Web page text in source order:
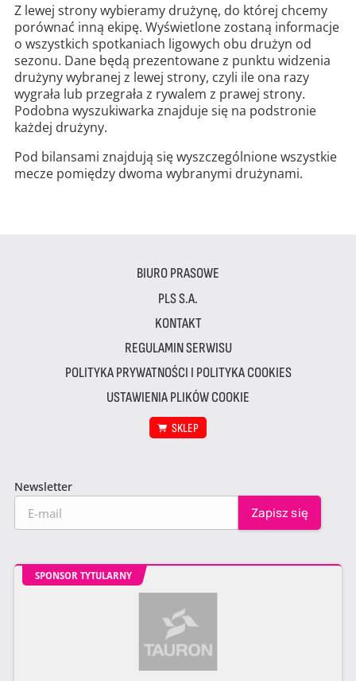
Z lewej strony wybieramy drużynę, do której chcemy
porównać inną ekipę. Wyświetlone zostaną informacje
o wszystkich spotkaniach ligowych obu drużyn od
sezonu. Dane będą prezentowane z punktu widzenia
drużyny wybranej z lewej strony, czyli ile ona razy
wygrała lub przegrała z rywalem z prawej strony.
Podobna wyszukiwarka znajduje się na podstronie
każdej drużyny.
Pod bilansami znajdują się wyszczególnione wszystkie
mecze pomiędzy dwoma wybranymi drużynami.
BIURO PRASOWE
PLS S.A.
KONTAKT
REGULAMIN SERWISU
POLITYKA PRYWATNOŚCI I POLITYKA COOKIES
USTAWIENIA PLIKÓW COOKIE
SKLEP
Newsletter
SPONSOR TYTULARNY